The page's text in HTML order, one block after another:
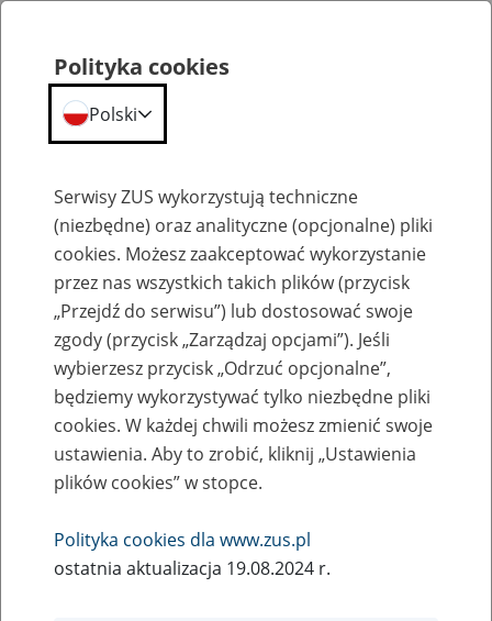
Szkolenia
Zaproś ZUS do siebie - zakładanie profili
eZUS w siedzibie Twojej firmy
Rodzaj wydarzenia
Szkolenia
Polityka cookies
Polski
Serwisy ZUS wykorzystują techniczne
(niezbędne) oraz analityczne (opcjonalne) pliki
cookies. Możesz zaakceptować wykorzystanie
przez nas wszystkich takich plików (przycisk
„Przejdź do serwisu”) lub dostosować swoje
zgody (przycisk „Zarządzaj opcjami”). Jeśli
wybierzesz przycisk „Odrzuć opcjonalne”,
będziemy wykorzystywać tylko niezbędne pliki
cookies. W każdej chwili możesz zmienić swoje
ustawienia. Aby to zrobić, kliknij „Ustawienia
plików cookies” w stopce.
Polityka cookies dla www.zus.pl
ostatnia aktualizacja 19.08.2024 r.